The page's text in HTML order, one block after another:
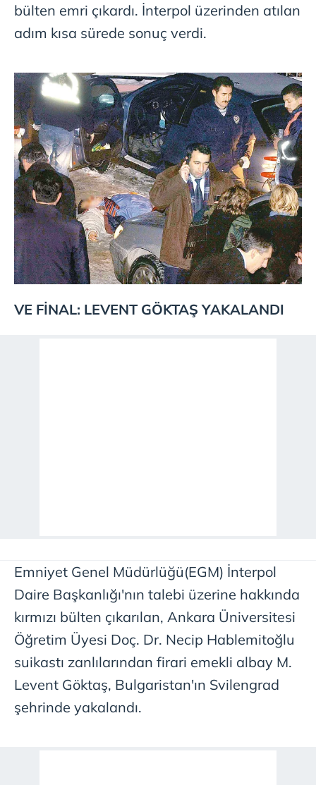
bülten emri çıkardı. İnterpol üzerinden atılan
adım kısa sürede sonuç verdi.
VE FİNAL: LEVENT GÖKTAŞ YAKALANDI
Emniyet Genel Müdürlüğü(EGM) İnterpol
Daire Başkanlığı'nın talebi üzerine hakkında
kırmızı bülten çıkarılan, Ankara Üniversitesi
Öğretim Üyesi Doç. Dr. Necip Hablemitoğlu
suikastı zanlılarından firari emekli albay M.
Levent Göktaş, Bulgaristan'ın Svilengrad
şehrinde yakalandı.